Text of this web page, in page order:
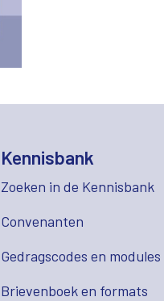
Kennisbank
Zoeken in de Kennisbank
Convenanten
Gedragscodes en modules
Brievenboek en formats